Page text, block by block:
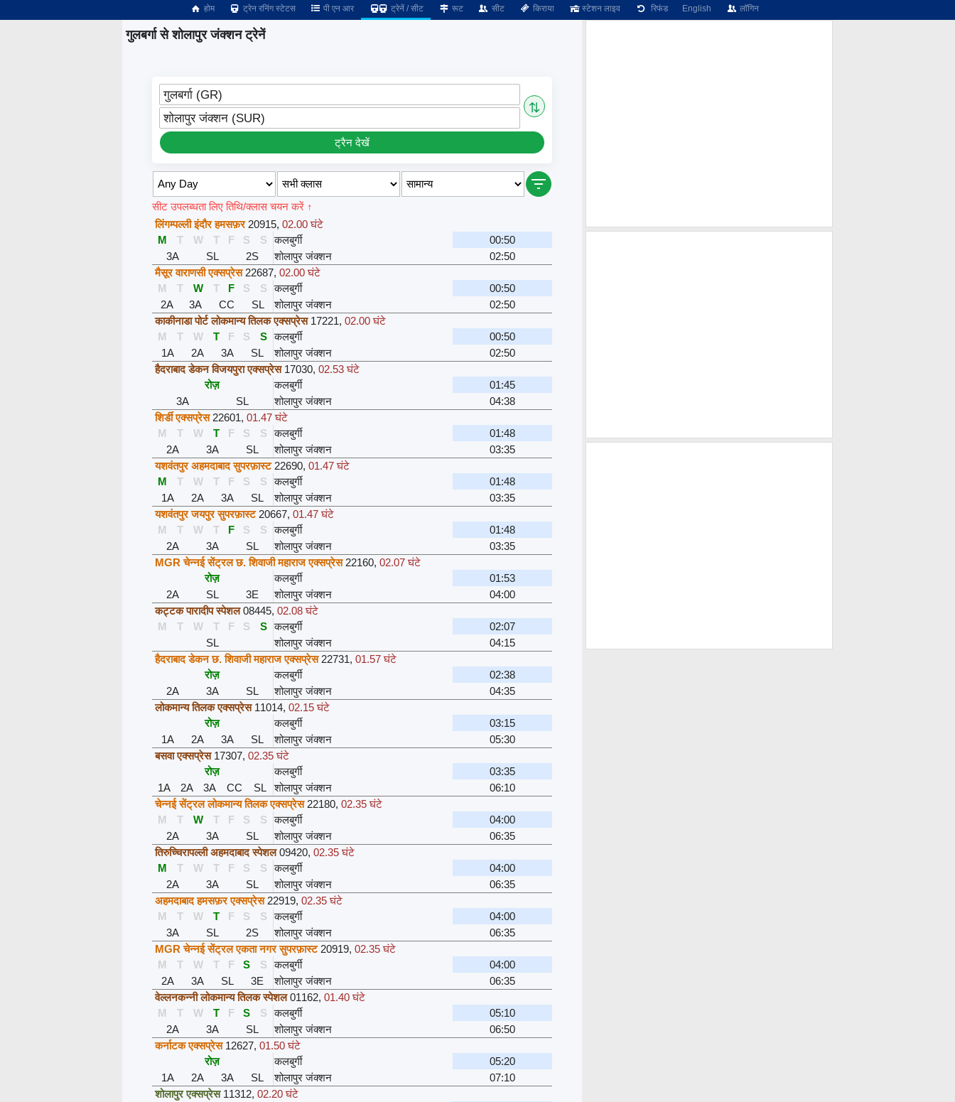
होम ट्रेन रनिंग स्टेटस पी एन आर ट्रेनें / सीट रूट सीट किराया स्टेशन लाइव रिफंड English लॉगिन
गुलबर्गा से शोलापुर जंक्शन ट्रेनें
गुलबर्गा (GR)
⇅
शोलापुर जंक्शन (SUR)
ट्रैन देखें
सीट उपलब्धता लिए तिथि/क्लास चयन करें ↑
लिंगम्पल्ली इंदौर हमसफ़र 20915, 02.00 घंटे
M
T W T F S S कलबुर्गी
00:50
3A
SL 2S शोलापुर जंक्शन
02:50
मैसूर वाराणसी एक्सप्रेस 22687, 02.00 घंटे
M
T W T F S S कलबुर्गी
00:50
2A
3A CC SL शोलापुर जंक्शन
02:50
काकीनाडा पोर्ट लोकमान्य तिलक एक्सप्रेस 17221, 02.00 घंटे
M
T W T F S S कलबुर्गी
00:50
1A
2A 3A SL शोलापुर जंक्शन
02:50
हैदराबाद डेकन विजयपुरा एक्सप्रेस 17030, 02.53 घंटे
रोज़
कलबुर्गी
01:45
3A
SL शोलापुर जंक्शन
04:38
शिर्डी एक्सप्रेस 22601, 01.47 घंटे
M
T W T F S S कलबुर्गी
01:48
2A
3A SL शोलापुर जंक्शन
03:35
यशवंतपुर अहमदाबाद सुपरफ़ास्ट 22690, 01.47 घंटे
M
T W T F S S कलबुर्गी
01:48
1A
2A 3A SL शोलापुर जंक्शन
03:35
यशवंतपुर जयपुर सुपरफ़ास्ट 20667, 01.47 घंटे
M
T W T F S S कलबुर्गी
01:48
2A
3A SL शोलापुर जंक्शन
03:35
MGR चेन्नई सेंट्रल छ. शिवाजी महाराज एक्सप्रेस 22160, 02.07 घंटे
रोज़
कलबुर्गी
01:53
2A
SL 3E शोलापुर जंक्शन
04:00
कट्टक पारादीप स्पेशल 08445, 02.08 घंटे
M
T W T F S S कलबुर्गी
02:07
SL
शोलापुर जंक्शन
04:15
हैदराबाद डेकन छ. शिवाजी महाराज एक्सप्रेस 22731, 01.57 घंटे
रोज़
कलबुर्गी
02:38
2A
3A SL शोलापुर जंक्शन
04:35
लोकमान्य तिलक एक्सप्रेस 11014, 02.15 घंटे
रोज़
कलबुर्गी
03:15
1A
2A 3A SL शोलापुर जंक्शन
05:30
बसवा एक्सप्रेस 17307, 02.35 घंटे
रोज़
कलबुर्गी
03:35
1A
2A 3A CC SL शोलापुर जंक्शन
06:10
चेन्नई सेंट्रल लोकमान्य तिलक एक्सप्रेस 22180, 02.35 घंटे
M
T W T F S S कलबुर्गी
04:00
2A
3A SL शोलापुर जंक्शन
06:35
तिरुच्चिरापल्ली अहमदाबाद स्पेशल 09420, 02.35 घंटे
M
T W T F S S कलबुर्गी
04:00
2A
3A SL शोलापुर जंक्शन
06:35
अहमदाबाद हमसफ़र एक्सप्रेस 22919, 02.35 घंटे
M
T W T F S S कलबुर्गी
04:00
3A
SL 2S शोलापुर जंक्शन
06:35
MGR चेन्नई सेंट्रल एकता नगर सुपरफ़ास्ट 20919, 02.35 घंटे
M
T W T F S S कलबुर्गी
04:00
2A
3A SL 3E शोलापुर जंक्शन
06:35
वेल्लनकन्नी लोकमान्य तिलक स्पेशल 01162, 01.40 घंटे
M
T W T F S S कलबुर्गी
05:10
2A
3A SL शोलापुर जंक्शन
06:50
कर्नाटक एक्सप्रेस 12627, 01.50 घंटे
रोज़
कलबुर्गी
05:20
1A
2A 3A SL शोलापुर जंक्शन
07:10
शोलापुर एक्सप्रेस 11312, 02.20 घंटे